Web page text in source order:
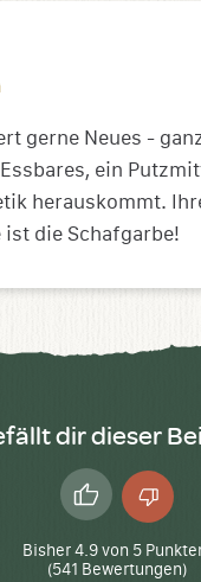
gerne Neues -
ein
herauskommt.
die Schafgarbe!
dir dieser
Daumen
hoch
Bisher4.9von 5
(541 Bewertungen)